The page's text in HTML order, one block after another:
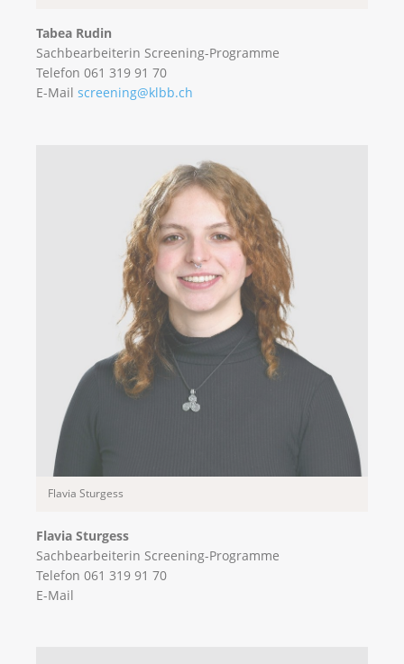
Tabea Rudin
Sachbearbeiterin Screening-Programme
Telefon 061 319 91 70
E-Mail screening@klbb.ch
Flavia Sturgess
Flavia Sturgess
Sachbearbeiterin Screening-Programme
Telefon 061 319 91 70
E-Mail